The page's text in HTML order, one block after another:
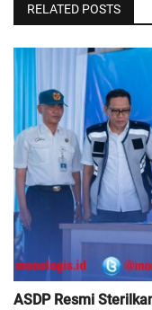
RELATED POSTS
ASDP Resmi